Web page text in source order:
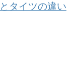
タイツの違い